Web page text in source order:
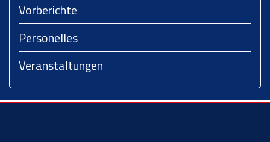
Vorberichte
Personelles
Veranstaltungen